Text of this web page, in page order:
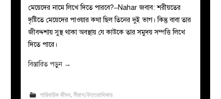
মেয়েদের নামে লিখে দিতে পারবে?–Nahar জবাব: শরীয়তের
দৃষ্টিতে মেয়েদের পাওয়ার কথা ছিল তিনের দুই ভাগ। কিন্তু বাবা তার
জীবদ্দশায় সুস্থ থাকা অবস্থায় যে কাউকে তার সমুদয় সম্পত্তি লিখে
দিতে পারে।
বিস্তারিত পড়ুন →
পারিবারিক জীবন, মীরাস/উত্তরাধিকার